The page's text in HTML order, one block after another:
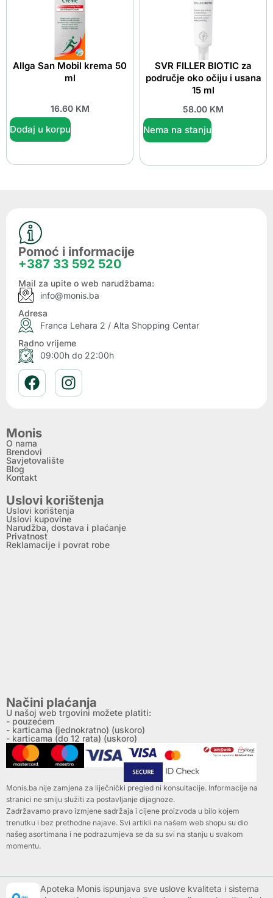
Allga San Mobil krema 50
ml
16.60 KM
Dodaj u korpu
SVR FILLER BIOTIC za
područje oko očiju i usana
15 ml
58.00 KM
Nema na stanju
Pomoć i informacije
+387 33 592 520
Mail za upite o web narudžbama:
info@monis.ba
Adresa
Franca Lehara 2 / Alta Shopping Centar
Radno vrijeme
09:00h do 22:00h
Monis
O nama
Brendovi
Savjetovalište
Blog
Kontakt
Uslovi korištenja
Uslovi korištenja
Uslovi kupovine
Narudžba, dostava i plaćanje
Privatnost
Reklamacije i povrat robe
Načini plaćanja
U našoj web trgovini možete platiti:
- pouzećem
- karticama (jednokratno) (uskoro)
- karticama (do 12 rata) (uskoro)
Monis.ba nije zamjena za liječnički pregled ni konsultacije. Informacije na
stranici ne smiju služiti za postavljanje dijagnoze.
Zadržavamo pravo izmjene sadržaja i cijene proizvoda u bilo kojem
trenutku i bez prethodne najave. Svi artikli na našem web shopu su dio
našeg asortimana i ne podrazumjeva se da su svi na stanju u svakom
momentu.
Apoteka Monis ispunjava sve uslove kvaliteta i sistema